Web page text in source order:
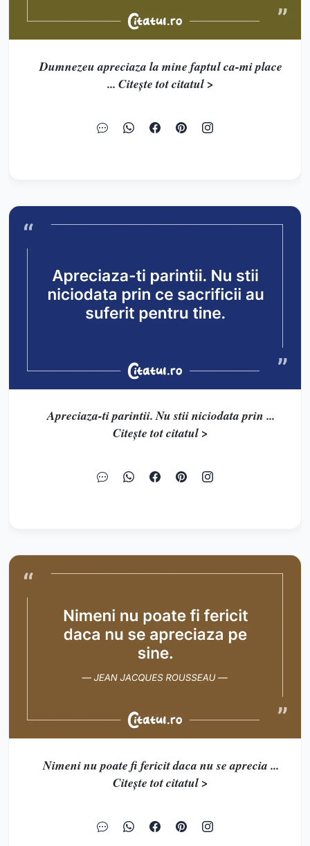
Dumnezeu apreciaza la mine faptul ca-mi place
... Citește tot citatul >
Apreciaza-ti parintii. Nu stii niciodata prin ...
Citește tot citatul >
Nimeni nu poate fi fericit daca nu se aprecia ...
Citește tot citatul >